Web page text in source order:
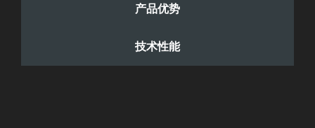
产品优势
技术性能